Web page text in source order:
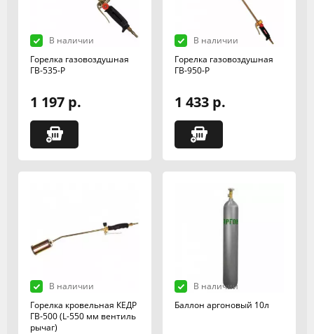
В наличии
Горелка газовоздушная
ГВ-535-Р
1 197 р.
В наличии
Горелка газовоздушная
ГВ-950-Р
1 433 р.
В наличии
Горелка кровельная КЕДР
ГВ-500 (L-550 мм вентиль
рычаг)
В наличии
Баллон аргоновый 10л